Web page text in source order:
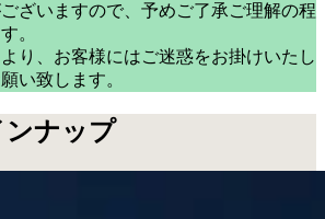
ざいますので、予めご了承ご理解の程
。
り、お客様にはご迷惑をお掛けいたし
い致します。
ンナップ